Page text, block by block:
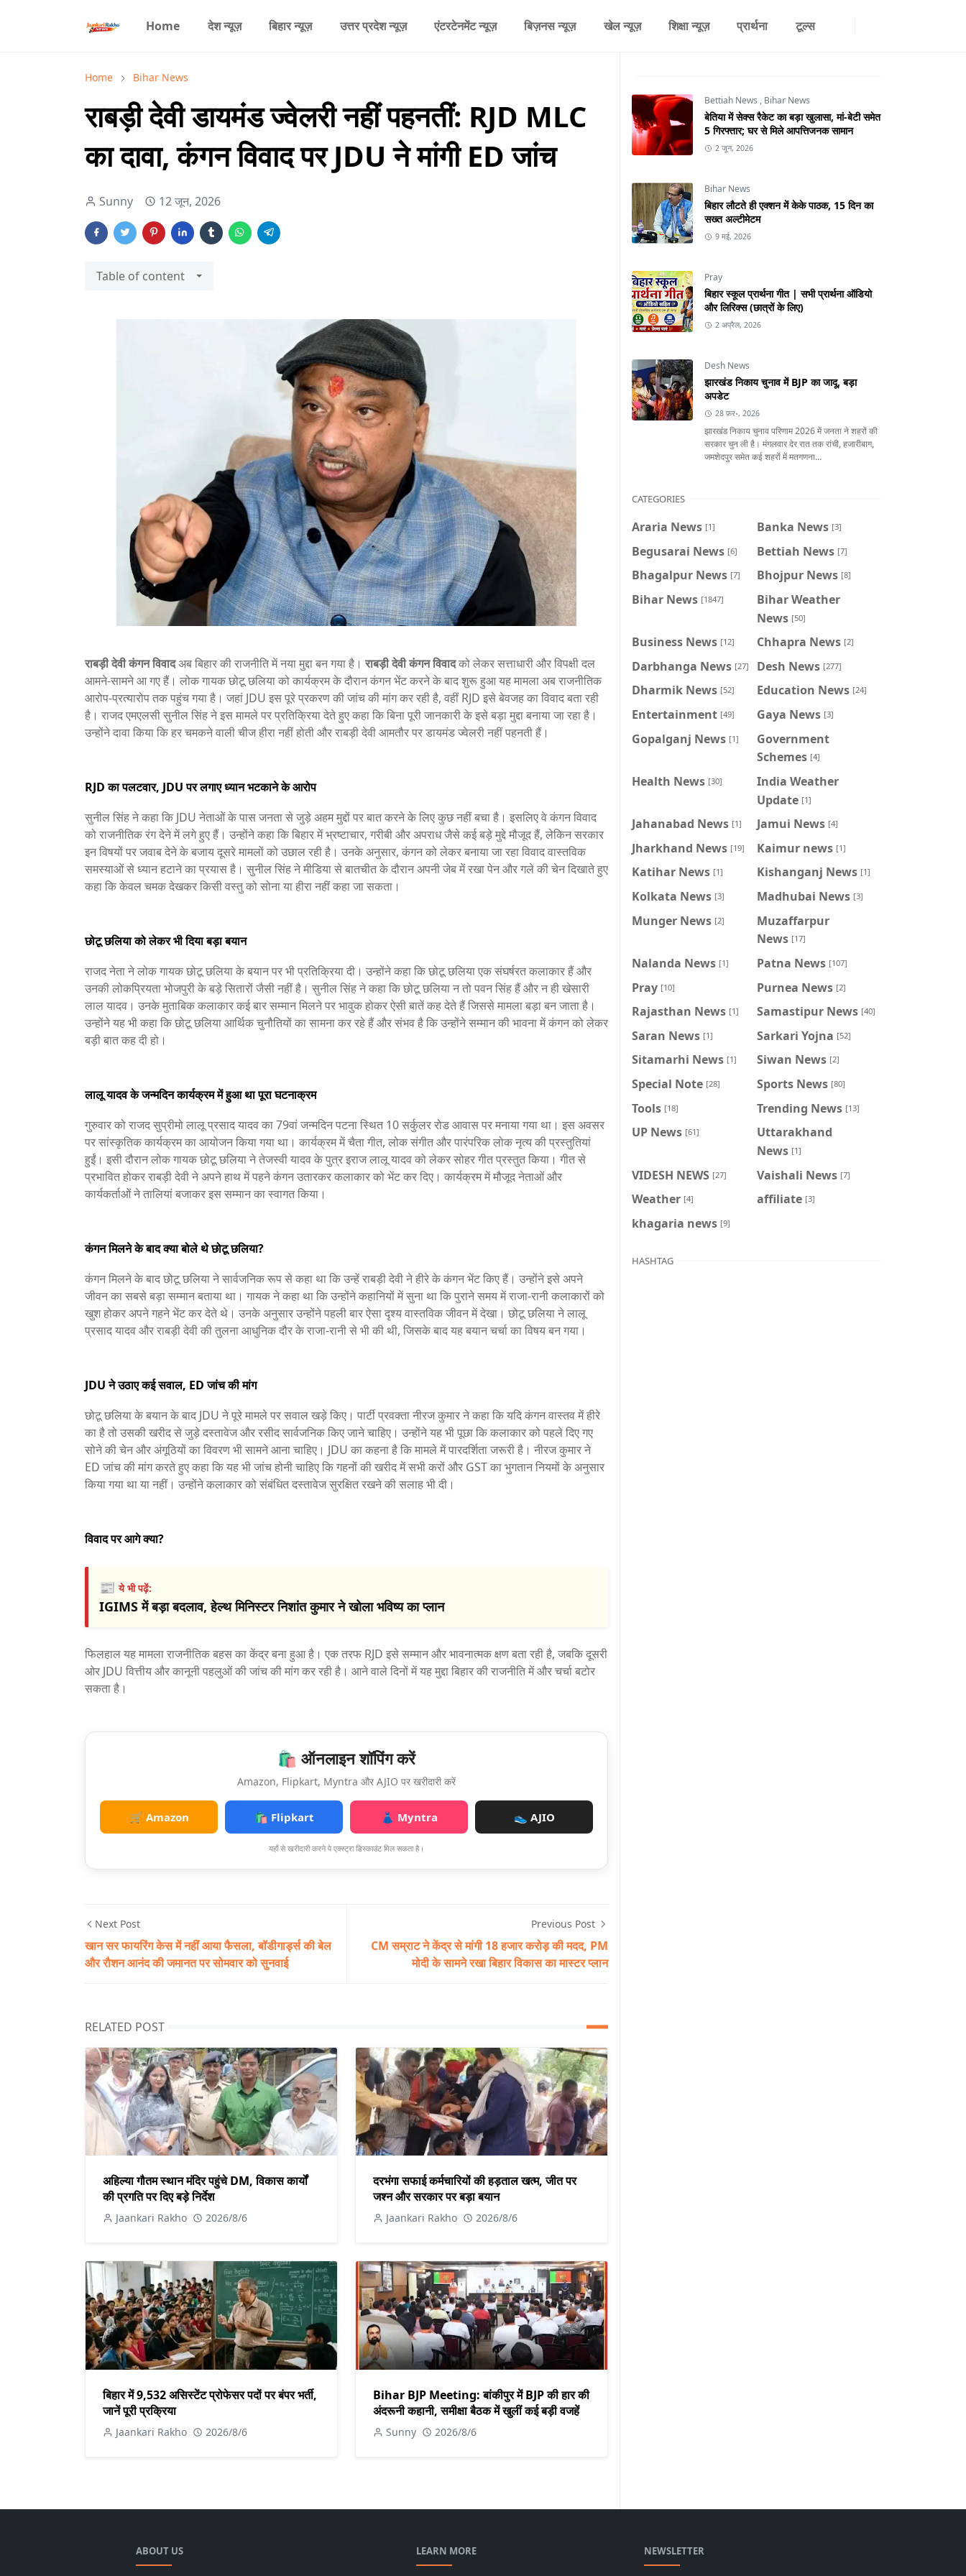
Home देश न्यूज़ बिहार न्यूज़ उत्तर प्रदेश न्यूज़ एंटरटेनमेंट न्यूज़ बिज़नस न्यूज़ खेल न्यूज़ शिक्षा न्यूज़ प्रार्थना टूल्स
Home Bihar News
राबड़ी देवी डायमंड ज्वेलरी नहीं पहनतीं: RJD MLC
का दावा, कंगन विवाद पर JDU ने मांगी ED जांच
Sunny 12 जून, 2026
Table of content
राबड़ी देवी कंगन विवादअब बिहार की राजनीति में नया मुद्दा बन गया है।राबड़ी देवी कंगन विवादको लेकर सत्ताधारी और विपक्षी दल
आमने-सामने आ गए हैं। लोक गायक छोटू छलिया को कार्यक्रम के दौरान कंगन भेंट करने के बाद शुरू हुआ यह मामला अब राजनीतिक
आरोप-प्रत्यारोप तक पहुंच गया है। जहां JDU इस पूरे प्रकरण की जांच की मांग कर रही है, वहीं RJD इसे बेवजह का विवाद बता रही
है। राजद एमएलसी सुनील सिंह ने इस मामले पर प्रतिक्रिया देते हुए कहा कि बिना पूरी जानकारी के इसे बड़ा मुद्दा बनाया जा रहा है।
उन्होंने दावा किया कि हर चमकने वाली चीज हीरा नहीं होती और राबड़ी देवी आमतौर पर डायमंड ज्वेलरी नहीं पहनती हैं।
RJD का पलटवार, JDU पर लगाए ध्यान भटकाने के आरोप
सुनील सिंह ने कहा कि JDU नेताओं के पास जनता से जुड़े अहम मुद्दों पर बात करने के लिए कुछ नहीं बचा है। इसलिए वे कंगन विवाद
को राजनीतिक रंग देने में लगे हुए हैं। उन्होंने कहा कि बिहार में भ्रष्टाचार, गरीबी और अपराध जैसे कई बड़े मुद्दे मौजूद हैं, लेकिन सरकार
इन विषयों पर जवाब देने के बजाय दूसरे मामलों को उछाल रही है। उनके अनुसार, कंगन को लेकर बनाया जा रहा विवाद वास्तविक
समस्याओं से ध्यान हटाने का प्रयास है। सुनील सिंह ने मीडिया से बातचीत के दौरान अपनी जेब में रखा पेन और गले की चेन दिखाते हुए
कहा कि केवल चमक देखकर किसी वस्तु को सोना या हीरा नहीं कहा जा सकता।
छोटू छलिया को लेकर भी दिया बड़ा बयान
राजद नेता ने लोक गायक छोटू छलिया के बयान पर भी प्रतिक्रिया दी। उन्होंने कहा कि छोटू छलिया एक संघर्षरत कलाकार हैं और
उनकी लोकप्रियता भोजपुरी के बड़े सितारों जैसी नहीं है। सुनील सिंह ने कहा कि छोटू छलिया न तो पवन सिंह हैं और न ही खेसारी
लाल यादव। उनके मुताबिक कलाकार कई बार सम्मान मिलने पर भावुक होकर ऐसी बातें कह देते हैं जिससे मामला बड़ा बन जाता है।
उन्होंने यह भी कहा कि छोटू छलिया आर्थिक चुनौतियों का सामना कर रहे हैं और संभव है कि उन्होंने सम्मान की भावना में कंगन को लेकर
बड़ी बात कह दी हो।
लालू यादव के जन्मदिन कार्यक्रम में हुआ था पूरा घटनाक्रम
गुरुवार को राजद सुप्रीमो लालू प्रसाद यादव का 79वां जन्मदिन पटना स्थित 10 सर्कुलर रोड आवास पर मनाया गया था। इस अवसर
पर सांस्कृतिक कार्यक्रम का आयोजन किया गया था। कार्यक्रम में चैता गीत, लोक संगीत और पारंपरिक लोक नृत्य की प्रस्तुतियां
हुईं। इसी दौरान लोक गायक छोटू छलिया ने तेजस्वी यादव के पुत्र इराज लालू यादव को लेकर सोहर गीत प्रस्तुत किया। गीत से
प्रभावित होकर राबड़ी देवी ने अपने हाथ में पहने कंगन उतारकर कलाकार को भेंट कर दिए। कार्यक्रम में मौजूद नेताओं और
कार्यकर्ताओं ने तालियां बजाकर इस सम्मान का स्वागत किया।
कंगन मिलने के बाद क्या बोले थे छोटू छलिया?
कंगन मिलने के बाद छोटू छलिया ने सार्वजनिक रूप से कहा था कि उन्हें राबड़ी देवी ने हीरे के कंगन भेंट किए हैं। उन्होंने इसे अपने
जीवन का सबसे बड़ा सम्मान बताया था। गायक ने कहा था कि उन्होंने कहानियों में सुना था कि पुराने समय में राजा-रानी कलाकारों को
खुश होकर अपने गहने भेंट कर देते थे। उनके अनुसार उन्होंने पहली बार ऐसा दृश्य वास्तविक जीवन में देखा। छोटू छलिया ने लालू
प्रसाद यादव और राबड़ी देवी की तुलना आधुनिक दौर के राजा-रानी से भी की थी, जिसके बाद यह बयान चर्चा का विषय बन गया।
JDU ने उठाए कई सवाल, ED जांच की मांग
छोटू छलिया के बयान के बाद JDU ने पूरे मामले पर सवाल खड़े किए। पार्टी प्रवक्ता नीरज कुमार ने कहा कि यदि कंगन वास्तव में हीरे
का है तो उसकी खरीद से जुड़े दस्तावेज और रसीद सार्वजनिक किए जाने चाहिए। उन्होंने यह भी पूछा कि कलाकार को पहले दिए गए
सोने की चेन और अंगूठियों का विवरण भी सामने आना चाहिए। JDU का कहना है कि मामले में पारदर्शिता जरूरी है। नीरज कुमार ने
ED जांच की मांग करते हुए कहा कि यह भी जांच होनी चाहिए कि गहनों की खरीद में सभी करों और GST का भुगतान नियमों के अनुसार
किया गया था या नहीं। उन्होंने कलाकार को संबंधित दस्तावेज सुरक्षित रखने की सलाह भी दी।
विवाद पर आगे क्या?
📰ये भी पढ़ें:
IGIMS में बड़ा बदलाव, हेल्थ मिनिस्टर निशांत कुमार ने खोला भविष्य का प्लान
फिलहाल यह मामला राजनीतिक बहस का केंद्र बना हुआ है। एक तरफ RJD इसे सम्मान और भावनात्मक क्षण बता रही है, जबकि दूसरी
ओर JDU वित्तीय और कानूनी पहलुओं की जांच की मांग कर रही है। आने वाले दिनों में यह मुद्दा बिहार की राजनीति में और चर्चा बटोर
सकता है।
🛍️ ऑनलाइन शॉपिंग करें
Amazon, Flipkart, Myntra और AJIO पर खरीदारी करें
🛒 Amazon 🛍️ Flipkart 👗 Myntra 👟 AJIO
यहाँ से खरीदारी करने पे एक्स्ट्रा डिस्काउंट मिल सकता है।
Next Post
खान सर फायरिंग केस में नहीं आया फैसला, बॉडीगार्ड्स की बेल
और रौशन आनंद की जमानत पर सोमवार को सुनवाई
Previous Post
CM सम्राट ने केंद्र से मांगी 18 हजार करोड़ की मदद, PM
मोदी के सामने रखा बिहार विकास का मास्टर प्लान
RELATED POST
अहिल्या गौतम स्थान मंदिर पहुंचे DM, विकास कार्यों
की प्रगति पर दिए बड़े निर्देश
Jaankari Rakho 2026/8/6
दरभंगा सफाई कर्मचारियों की हड़ताल खत्म, जीत पर
जश्न और सरकार पर बड़ा बयान
Jaankari Rakho 2026/8/6
बिहार में 9,532 असिस्टेंट प्रोफेसर पदों पर बंपर भर्ती,
जानें पूरी प्रक्रिया
Jaankari Rakho 2026/8/6
Bihar BJP Meeting: बांकीपुर में BJP की हार की
अंदरूनी कहानी, समीक्षा बैठक में खुलीं कई बड़ी वजहें
Sunny 2026/8/6
Bettiah News , Bihar News
बेतिया में सेक्स रैकेट का बड़ा खुलासा, मां-बेटी समेत
5 गिरफ्तार; घर से मिले आपत्तिजनक सामान
2 जून, 2026
Bihar News
बिहार लौटते ही एक्शन में केके पाठक, 15 दिन का
सख्त अल्टीमेटम
9 मई, 2026
Pray
बिहार स्कूल प्रार्थना गीत | सभी प्रार्थना ऑडियो
और लिरिक्स (छात्रों के लिए)
2 अप्रैल, 2026
Desh News
झारखंड निकाय चुनाव में BJP का जादू, बड़ा
अपडेट
28 फ़र॰, 2026
झारखंड निकाय चुनाव परिणाम 2026 में जनता ने शहरों की
सरकार चुन ली है। मंगलवार देर रात तक रांची, हजारीबाग,
जमशेदपुर समेत कई शहरों में मतगणना...
CATEGORIES
Araria News [1] Banka News [3]
Begusarai News [6] Bettiah News [7]
Bhagalpur News [7] Bhojpur News [8]
Bihar News [1847]
Bihar Weather
News [50]
Business News [12] Chhapra News [2]
Darbhanga News [27] Desh News [277]
Dharmik News [52] Education News [24]
Entertainment [49] Gaya News [3]
Gopalganj News [1]
Government
Schemes [4]
Health News [30]
India Weather
Update [1]
Jahanabad News [1] Jamui News [4]
Jharkhand News [19] Kaimur news [1]
Katihar News [1] Kishanganj News [1]
Kolkata News [3] Madhubai News [3]
Munger News [2]
Muzaffarpur
News [17]
Nalanda News [1] Patna News [107]
Pray [10] Purnea News [2]
Rajasthan News [1] Samastipur News [40]
Saran News [1] Sarkari Yojna [52]
Sitamarhi News [1] Siwan News [2]
Special Note [28] Sports News [80]
Tools [18] Trending News [13]
UP News [61]
Uttarakhand
News [1]
VIDESH NEWS [27] Vaishali News [7]
Weather [4] affiliate [3]
khagaria news [9]
HASHTAG
ABOUT US LEARN MORE NEWSLETTER